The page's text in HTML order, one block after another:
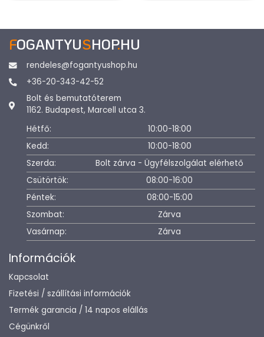
FOGANTYUSHOP.HU
rendeles@fogantyushop.hu
+36-20-343-42-52
Bolt és bemutatóterem
1162. Budapest, Marcell utca 3.
Hétfő:
10:00-18:00
Kedd:
10:00-18:00
Szerda:
Bolt zárva - Ügyfélszolgálat elérhető
Csütörtök:
08:00-16:00
Péntek:
08:00-15:00
Szombat:
Zárva
Vasárnap:
Zárva
Információk
Kapcsolat
Fizetési / szállítási információk
Termék garancia / 14 napos elállás
Cégünkről